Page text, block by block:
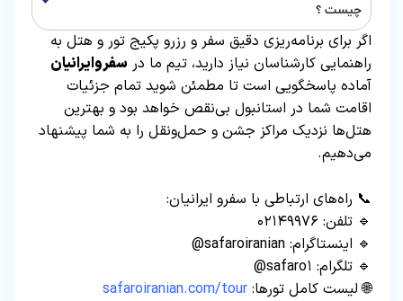
چیست ؟
اگر برای برنامه‌ریزی دقیق سفر و رزرو پکیج تور و هتل به
راهنمایی کارشناسان نیاز دارید، تیم ما در سفروایرانیان
آماده پاسخگویی است تا مطمئن شوید تمام جزئیات
اقامت شما در استانبول بی‌نقص خواهد بود و بهترین
هتل‌ها نزدیک مراکز جشن و حمل‌ونقل را به شما پیشنهاد
می‌دهیم.
📞 راه‌های ارتباطی با سفرو ایرانیان:
🔹 تلفن: ۰۲۱۴۹۹۷۶
🔹 اینستاگرام: safaroiranian@
🔹 تلگرام: safaro۱@
🌐 لیست کامل تورها: safaroiranian.com/tour